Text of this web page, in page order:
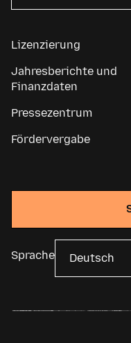
Lizenzierung
Jahresberichte und
Finanzdaten
Pressezentrum
Fördervergabe
Sprache